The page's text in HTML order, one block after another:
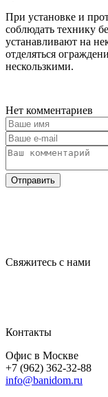
При установке и
соблюдать технику
устанавливают на
отделяться
нескользкими.
Нет комментариев
Отправить
Свяжитесь с нами
Контакты
Офис в Москве
+7 (962) 362-32-88
info@banidom.ru